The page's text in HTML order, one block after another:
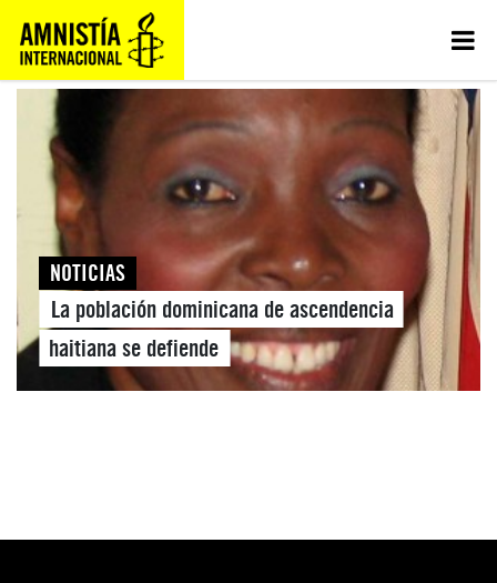
NOTICIAS
La población dominicana de ascendencia
haitiana se defiende